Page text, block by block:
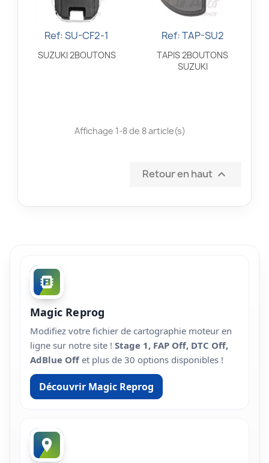
Aperçu rapide
Ref: SU-CF2-1
SUZUKI 2BOUTONS
Aperçu rapide
Ref: TAP-SU2
TAPIS 2BOUTONS
SUZUKI
Affichage 1-8 de 8 article(s)
Retour en haut 
Magic Reprog
Modifiez votre fichier de cartographie moteur en
ligne sur notre site ! Stage 1, FAP Off, DTC Off,
AdBlue Off et plus de 30 options disponibles !
Découvrir Magic Reprog